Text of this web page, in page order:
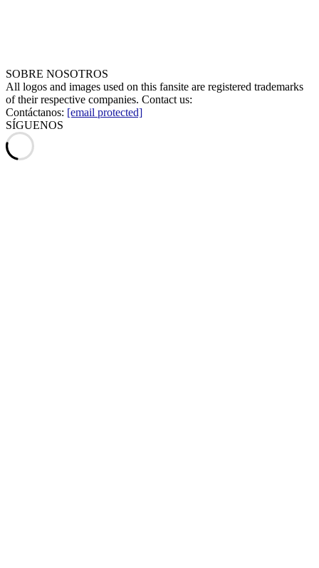
SOBRE NOSOTROS
All logos and images used on this fansite are registered trademarks
of their respective companies. Contact us:
Contáctanos: [email protected]
SÍGUENOS